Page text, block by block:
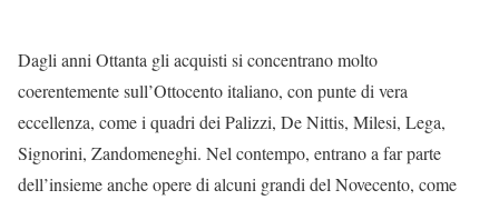
Dagli anni Ottanta gli acquisti si concentrano molto
coerentemente sull’Ottocento italiano, con punte di vera
eccellenza, come i quadri dei Palizzi, De Nittis, Milesi, Lega,
Signorini, Zandomeneghi. Nel contempo, entrano a far parte
dell’insieme anche opere di alcuni grandi del Novecento, come